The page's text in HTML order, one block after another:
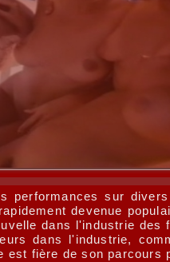
sur
devenue
dans l'industrie
dans l'industrie,
fière de son parcours